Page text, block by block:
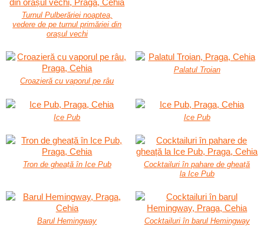
Turnul Pulberăriei noaptea,
vedere de pe turnul primăriei din
orașul vechi
Croazieră cu vaporul pe râu
Palatul Troian
Ice Pub Ice Pub
Tron de gheață în Ice Pub
Cocktailuri în pahare de gheață
la Ice Pub
Barul Hemingway Cocktailuri în barul Hemingway